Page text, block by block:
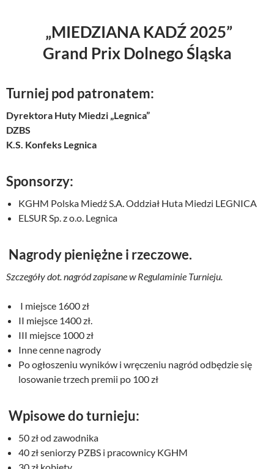
„MIEDZIANA KADŹ 2025”
Grand Prix Dolnego Śląska
Turniej pod patronatem:
Dyrektora Huty Miedzi „Legnica”
DZBS
K.S. Konfeks Legnica
Sponsorzy:
KGHM Polska Miedź S.A. Oddział Huta Miedzi LEGNICA
ELSUR Sp. z o.o. Legnica
Nagrody pieniężne i rzeczowe.
Szczegóły dot. nagród zapisane w Regulaminie Turnieju.
I miejsce 1600 zł
II miejsce 1400 zł.
III miejsce 1000 zł
Inne cenne nagrody
Po ogłoszeniu wyników i wręczeniu nagród odbędzie się
losowanie trzech premii po 100 zł
Wpisowe do turnieju:
50 zł od zawodnika
40 zł seniorzy PZBS i pracownicy KGHM